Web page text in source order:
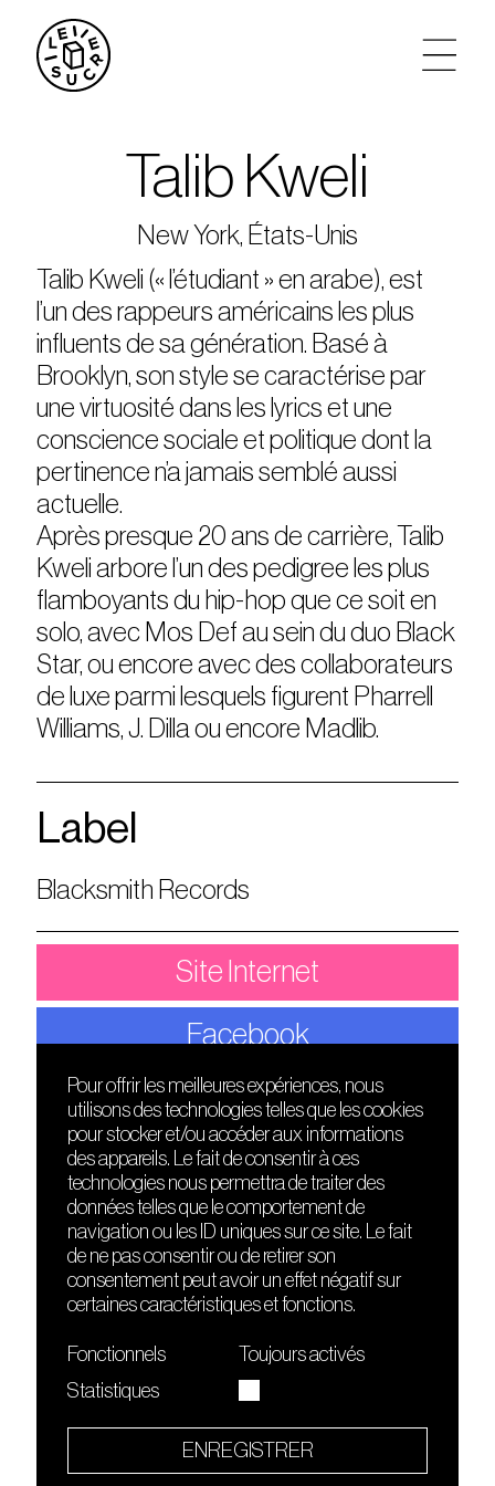
agenda
tickets
le sucre max
partenariats
privatisations
Talib Kweli
New York, États-Unis
Talib Kweli (« l’étudiant » en arabe), est
l’un des rappeurs américains les plus
influents de sa génération. Basé à
Brooklyn, son style se caractérise par
une virtuosité dans les lyrics et une
conscience sociale et politique dont la
pertinence n’a jamais semblé aussi
actuelle.
Après presque 20 ans de carrière, Talib
Kweli arbore l’un des pedigree les plus
flamboyants du hip-hop que ce soit en
solo, avec Mos Def au sein du duo Black
Star, ou encore avec des collaborateurs
de luxe parmi lesquels figurent Pharrell
Williams, J. Dilla ou encore Madlib.
Label
Blacksmith Records
Site Internet
Facebook
DÉCOUVRIR
Le lieu
Contact
Presse
Cours de DJing
TMLAB
FRIENDS
Nuits sonores
HEAT
Hôtel71
La Gaîté Lyrique
Le Sucre fait partie de
Quartier culturel et créatif
Pour offrir les meilleures expériences, nous
utilisons des technologies telles que les cookies
pour stocker et/ou accéder aux informations
des appareils. Le fait de consentir à ces
technologies nous permettra de traiter des
données telles que le comportement de
navigation ou les ID uniques sur ce site. Le fait
de ne pas consentir ou de retirer son
consentement peut avoir un effet négatif sur
certaines caractéristiques et fonctions.
Fonctionnels
Toujours activés
Statistiques
ENREGISTRER